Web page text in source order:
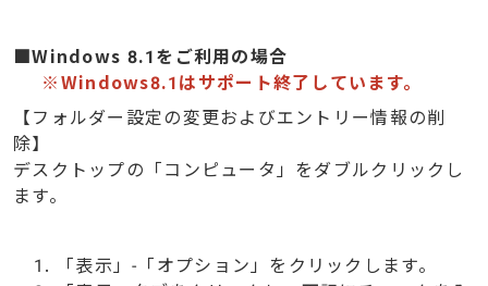
■Windows 8.1をご利用の場合
※Windows8.1はサポート終了しています。
【フォルダー設定の変更およびエントリー情報の削
除】
デスクトップの「コンピュータ」をダブルクリックし
ます。
「表示」-「オプション」をクリックします。